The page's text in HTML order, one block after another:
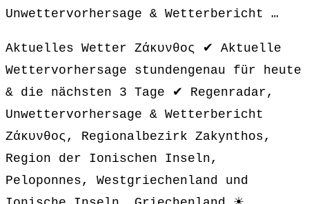
Unwettervorhersage & Wetterbericht …
Aktuelles Wetter Ζάκυνθος ✔ Aktuelle
Wettervorhersage stundengenau für heute
& die nächsten 3 Tage ✔ Regenradar,
Unwettervorhersage & Wetterbericht
Ζάκυνθος, Regionalbezirk Zakynthos,
Region der Ionischen Inseln,
Peloponnes, Westgriechenland und